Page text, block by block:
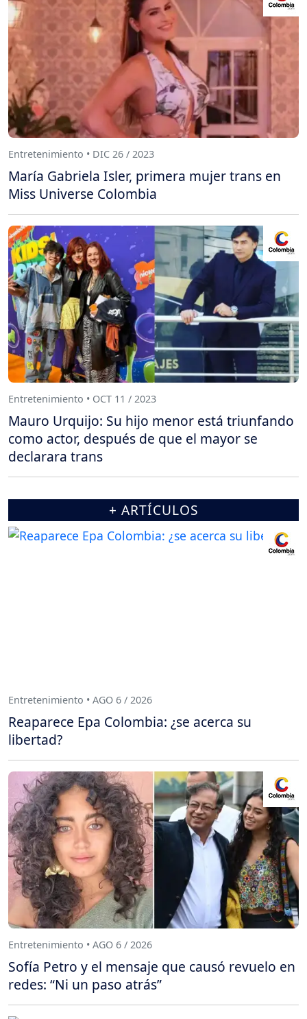
Entretenimiento • DIC 26 / 2023
María Gabriela Isler, primera mujer trans en
Miss Universe Colombia
Entretenimiento • OCT 11 / 2023
Mauro Urquijo: Su hijo menor está triunfando
como actor, después de que el mayor se
declarara trans
+ ARTÍCULOS
Entretenimiento • AGO 6 / 2026
Reaparece Epa Colombia: ¿se acerca su
libertad?
Entretenimiento • AGO 6 / 2026
Sofía Petro y el mensaje que causó revuelo en
redes: “Ni un paso atrás”